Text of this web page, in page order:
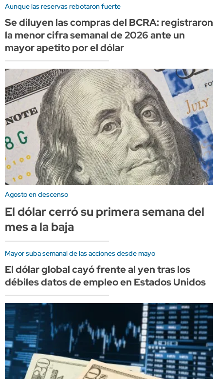
Aunque las reservas rebotaron fuerte
Se diluyen las compras del BCRA: registraron
la menor cifra semanal de 2026 ante un
mayor apetito por el dólar
Agosto en descenso
El dólar cerró su primera semana del
mes a la baja
Mayor suba semanal de las acciones desde mayo
El dólar global cayó frente al yen tras los
débiles datos de empleo en Estados Unidos